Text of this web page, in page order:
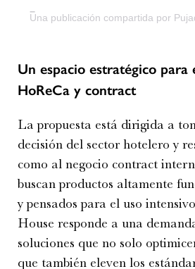
Una publicación compartida por
Un espacio estratégico para
HoReCa y contract
La propuesta está dirigida a
decisión del sector hotelero y
como al negocio contract
buscan productos altamente
y pensados para el uso
House responde a una
soluciones que no solo
que también eleven los